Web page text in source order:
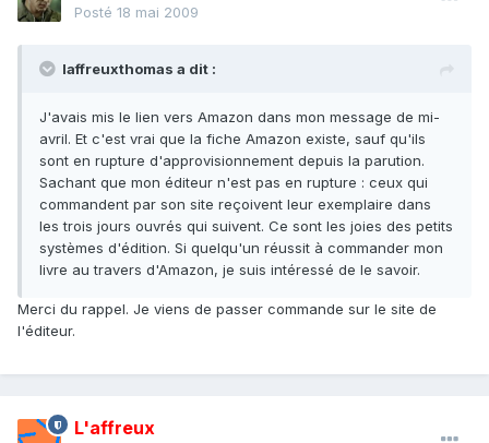
Posté 18 mai 2009
laffreuxthomas a dit :
J'avais mis le lien vers Amazon dans mon message de mi-
avril. Et c'est vrai que la fiche Amazon existe, sauf qu'ils
sont en rupture d'approvisionnement depuis la parution.
Sachant que mon éditeur n'est pas en rupture : ceux qui
commandent par son site reçoivent leur exemplaire dans
les trois jours ouvrés qui suivent. Ce sont les joies des petits
systèmes d'édition. Si quelqu'un réussit à commander mon
livre au travers d'Amazon, je suis intéressé de le savoir.
Merci du rappel. Je viens de passer commande sur le site de
l'éditeur.
L'affreux